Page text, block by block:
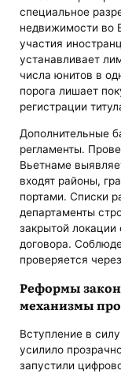
специальное
недвижимости во
участия
устанавливает
числа юнитов в
порога лишает
регистрации
Дополнительные
регламенты.
Вьетнаме
входят районы,
портами. Списки
департаменты
закрытой
договора.
проверяется
Реформы
механизмы
Вступление в
усилило
запустили